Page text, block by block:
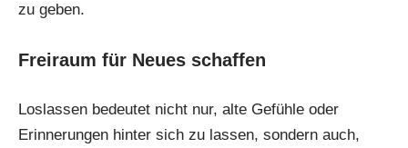
zu geben.
Freiraum für Neues schaffen
Loslassen bedeutet nicht nur, alte Gefühle oder
Erinnerungen hinter sich zu lassen, sondern auch,